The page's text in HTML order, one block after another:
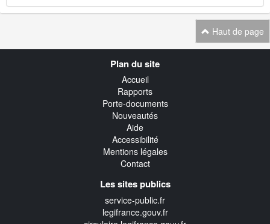
Haut de page
Plan du site
Accueil
Rapports
Porte-documents
Nouveautés
Aide
Accessibilité
Mentions légales
Contact
Les sites publics
service-public.fr
legifrance.gouv.fr